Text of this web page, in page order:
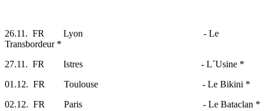
26.11. FR Lyon - Le
Transbordeur *
27.11. FR Istres - L´Usine *
01.12. FR Toulouse - Le Bikini *
02.12. FR Paris - Le Bataclan *